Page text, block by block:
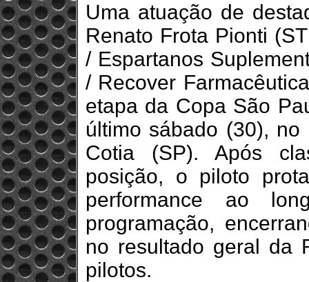
Uma atuação de
Renato Frota Pionti
/ Espartanos
/ Recover
etapa da Copa São
último sábado (30),
Cotia (SP). Após
posição, o piloto
performance ao
programação,
no resultado geral da
pilotos.